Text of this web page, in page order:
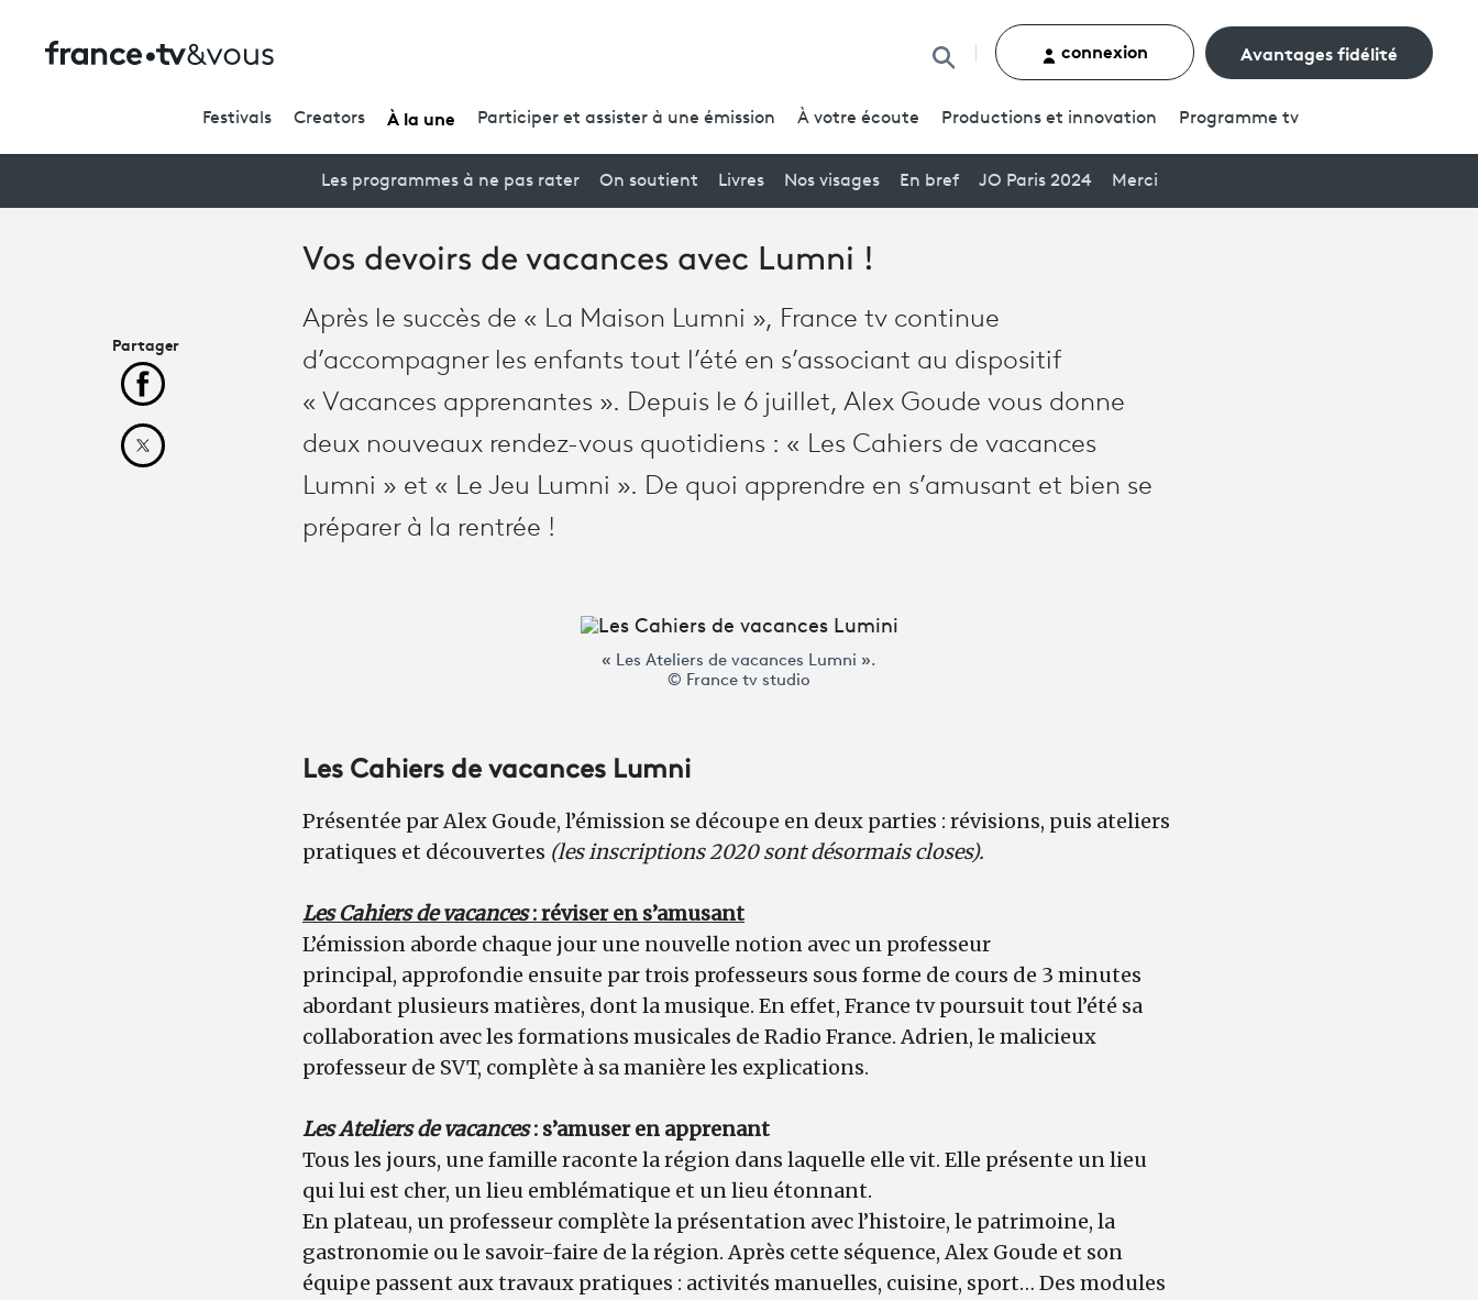
Rechercher un contenu
connexion Avantages fidélité
Festivals Creators À la une Participer et assister à une émission À votre écoute Productions et innovation Programme tv
Les programmes à ne pas rater On soutient Livres Nos visages En bref JO Paris 2024 Merci
Vos devoirs de vacances avec Lumni !
Après le succès de « La Maison Lumni », France tv continue
d’accompagner les enfants tout l’été en s’associant au dispositif
« Vacances apprenantes ». Depuis le 6 juillet, Alex Goude vous donne
deux nouveaux rendez-vous quotidiens : « Les Cahiers de vacances
Lumni » et « Le Jeu Lumni ». De quoi apprendre en s’amusant et bien se
préparer à la rentrée !
« Les Ateliers de vacances Lumni ».
© France tv studio
Les Cahiers de vacances Lumni
Présentée par Alex Goude, l’émission se découpe en deux parties : révisions, puis ateliers
pratiques et découvertes (les inscriptions 2020 sont désormais closes).
Les Cahiers de vacances: réviser en s’amusant
L’émission aborde chaque jour une nouvelle notion avec un professeur
principal, approfondie ensuite par trois professeurs sous forme de cours de 3 minutes
abordant plusieurs matières, dont la musique. En effet, France tv poursuit tout l’été sa
collaboration avec les formations musicales de Radio France. Adrien, le malicieux
professeur de SVT, complète à sa manière les explications.
Les Ateliers de vacances: s’amuser en apprenant
Tous les jours, une famille raconte la région dans laquelle elle vit. Elle présente un lieu
qui lui est cher, un lieu emblématique et un lieu étonnant.
En plateau, un professeur complète la présentation avec l’histoire, le patrimoine, la
gastronomie ou le savoir-faire de la région. Après cette séquence, Alex Goude et son
équipe passent aux travaux pratiques : activités manuelles, cuisine, sport… Des modules
Partager
Partager cet article sur Facebook
Partager cet article sur X